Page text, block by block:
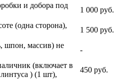
и добора под
1 000 руб.
(одна сторона),
1 500 руб.
шпон, массив) не
-
(включает в
) (1 шт),
450 руб.